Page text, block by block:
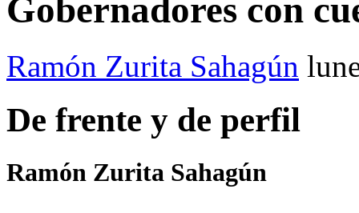
Gobernadores con
Ramón Zurita Sahagún
De frente y de perfil
Ramón Zurita Sahagún